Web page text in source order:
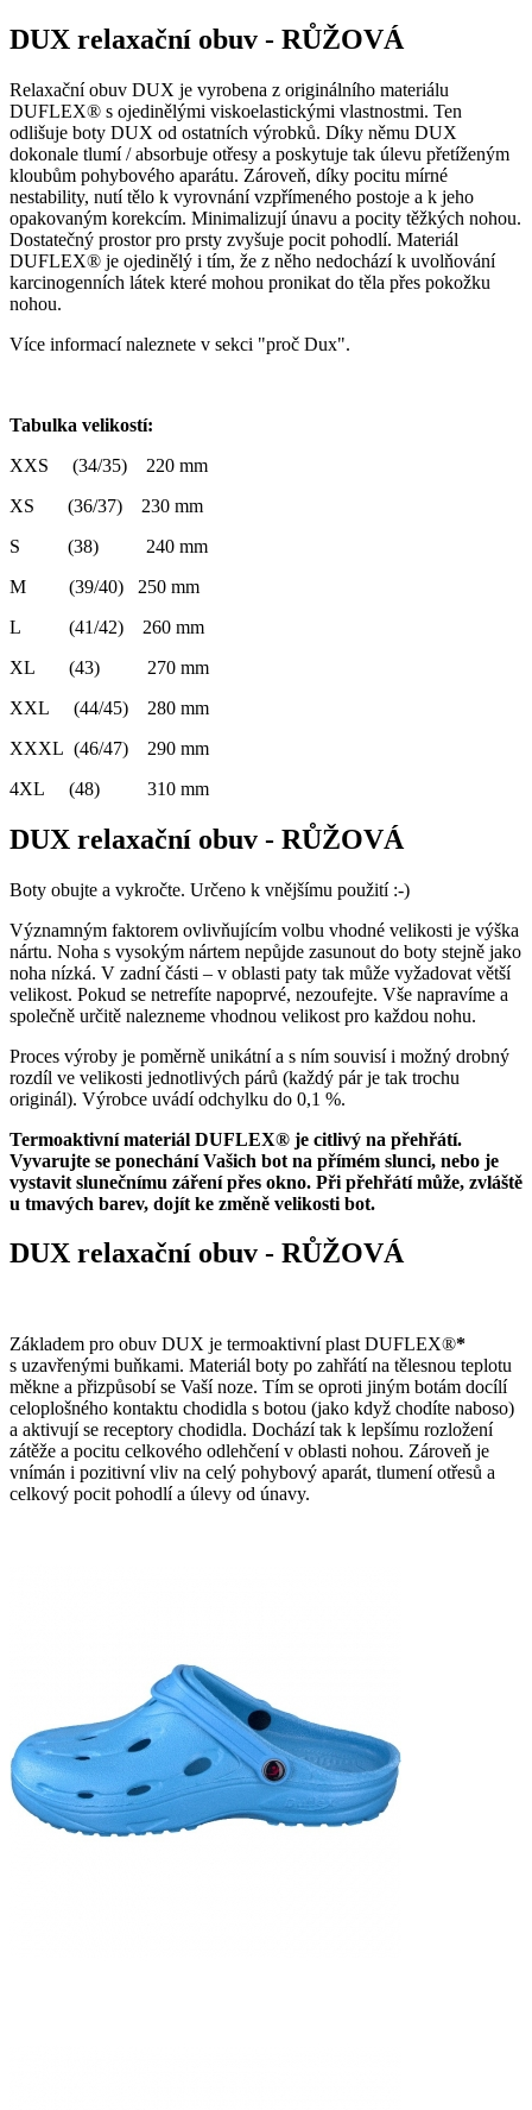
DUX relaxační obuv - RŮŽOVÁ
Relaxační obuv DUX je vyrobena z originálního materiálu
DUFLEX® s ojedinělými viskoelastickými vlastnostmi. Ten
odlišuje boty DUX od ostatních výrobků. Díky němu DUX
dokonale tlumí / absorbuje otřesy a poskytuje tak úlevu přetíženým
kloubům pohybového aparátu. Zároveň, díky pocitu mírné
nestability, nutí tělo k vyrovnání vzpřímeného postoje a k jeho
opakovaným korekcím. Minimalizují únavu a pocity těžkých nohou.
Dostatečný prostor pro prsty zvyšuje pocit pohodlí. Materiál
DUFLEX® je ojedinělý i tím, že z něho nedochází k uvolňování
karcinogenních látek které mohou pronikat do těla přes pokožku
nohou.
Více informací naleznete v sekci "proč Dux".
Tabulka velikostí:
XXS (34/35) 220 mm
XS (36/37) 230 mm
S (38) 240 mm
M (39/40) 250 mm
L (41/42) 260 mm
XL (43) 270 mm
XXL (44/45) 280 mm
XXXL (46/47) 290 mm
4XL (48) 310 mm
DUX relaxační obuv - RŮŽOVÁ
Boty obujte a vykročte. Určeno k vnějšímu použití :-)
Významným faktorem ovlivňujícím volbu vhodné velikosti je výška
nártu. Noha s vysokým nártem nepůjde zasunout do boty stejně jako
noha nízká. V zadní části – v oblasti paty tak může vyžadovat větší
velikost. Pokud se netrefíte napoprvé, nezoufejte. Vše napravíme a
společně určitě nalezneme vhodnou velikost pro každou nohu.
Proces výroby je poměrně unikátní a s ním souvisí i možný drobný
rozdíl ve velikosti jednotlivých párů (každý pár je tak trochu
originál). Výrobce uvádí odchylku do 0,1 %.
Termoaktivní materiál DUFLEX® je citlivý na přehřátí.
Vyvarujte se ponechání Vašich bot na přímém slunci, nebo je
vystavit slunečnímu záření přes okno. Při přehřátí může, zvláště
u tmavých barev, dojít ke změně velikosti bot.
DUX relaxační obuv - RŮŽOVÁ
Základem pro obuv DUX je termoaktivní plast DUFLEX®*
s uzavřenými buňkami. Materiál boty po zahřátí na tělesnou teplotu
měkne a přizpůsobí se Vaší noze. Tím se oproti jiným botám docílí
celoplošného kontaktu chodidla s botou (jako když chodíte naboso)
a aktivují se receptory chodidla. Dochází tak k lepšímu rozložení
zátěže a pocitu celkového odlehčení v oblasti nohou. Zároveň je
vnímán i pozitivní vliv na celý pohybový aparát, tlumení otřesů a
celkový pocit pohodlí a úlevy od únavy.